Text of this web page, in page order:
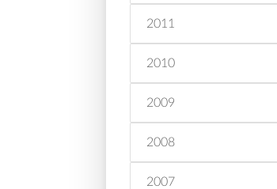
2011
2010
2009
2008
2007